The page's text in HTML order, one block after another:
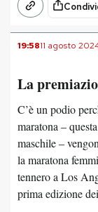
19:5811 agosto
La
C’è un podio
maratona –
maschile –
la maratona
tennero a Los
prima edizione